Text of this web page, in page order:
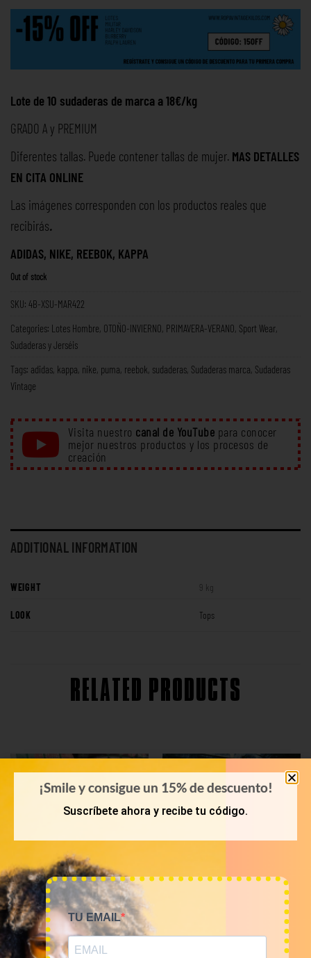
Lote de 10 sudaderas de marca a 18€/kg
GRADO A y PREMIUM
Diferentes tallas. Puede contener tallas de mujer. MAS DETALLES
EN CITA ONLINE
Las imágenes corresponden con los productos reales que
recibirás.
ADIDAS, NIKE, REEBOK, KAPPA
Out of stock
SKU: 4B-XSU-MAR422
Categories: Lotes Hombre OTOÑO-INVIERNO PRIMAVERA-VERANO Sport Wear
Sudaderas y Jerséis
Tags: adidas kappa nike puma reebok sudaderas Sudaderas marca Sudaderas
Vintage
Visita nuestro canal de YouTube para conocer
mejor nuestros productos y los procesos de
creación
ADDITIONAL INFORMATION
WEIGHT 9 kg
LOOK Tops
RELATED PRODUCTS
PRIMAVERA-VERANO
Bala 45kg sudaderas USA
KILOS
¡Smile y consigue un 15% de descuento!
Suscríbete ahora y recibe tu código.
TU EMAIL